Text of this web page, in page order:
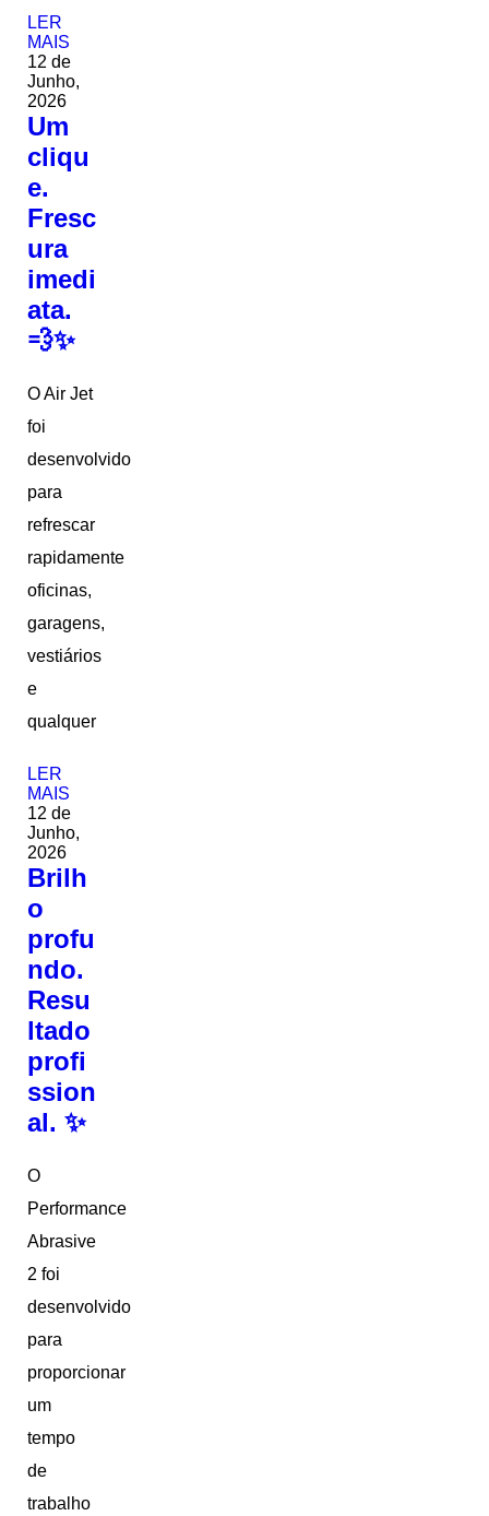
LER
MAIS
12 de
Junho,
2026
Um
cliqu
e.
Fresc
ura
imedi
ata.
💨✨
O Air Jet
foi
desenvolvido
para
refrescar
rapidamente
oficinas,
garagens,
vestiários
e
qualquer
LER
MAIS
12 de
Junho,
2026
Brilh
o
profu
ndo.
Resu
ltado
profi
ssion
al. ✨
O
Performance
Abrasive
2 foi
desenvolvido
para
proporcionar
um
tempo
de
trabalho